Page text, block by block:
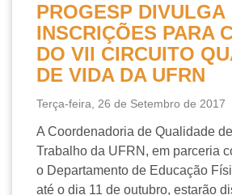
PROGESP DIVULGA
INSCRIÇÕES PARA
DO VII CIRCUITO
DE VIDA DA UFRN
Terça-feira, 26 de Setembro de 2017
A Coordenadoria de Qualidade
Trabalho da UFRN, em parceria
o Departamento de Educação
até o dia 11 de outubro, estarão